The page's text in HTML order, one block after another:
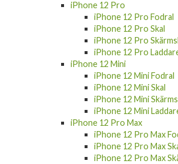
iPhone 12 Pro
iPhone 12 Pro Fodral
iPhone 12 Pro Skal
iPhone 12 Pro
iPhone 12 Pro
iPhone 12 Mini
iPhone 12 Mini Fodral
iPhone 12 Mini Skal
iPhone 12 Mini
iPhone 12 Mini
iPhone 12 Pro Max
iPhone 12 Pro Max
iPhone 12 Pro Max
iPhone 12 Pro Max